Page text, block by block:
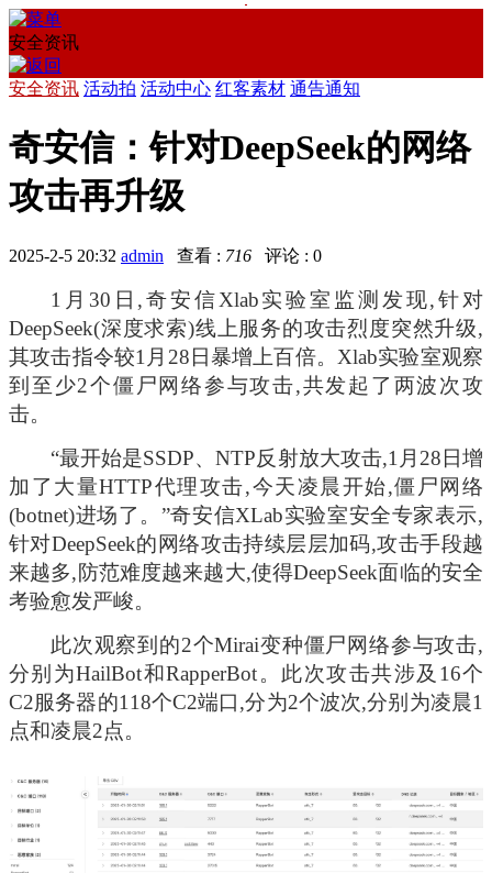
安全资讯
安全资讯 活动拍 活动中心 红客素材 通告通知
奇安信：针对DeepSeek的网络
攻击再升级
2025-2-5 20:32 admin 查看 : 716 评论 : 0
1月30日,奇安信Xlab实验室监测发现,针对
DeepSeek(深度求索)线上服务的攻击烈度突然升级,
其攻击指令较1月28日暴增上百倍。Xlab实验室观察
到至少2个僵尸网络参与攻击,共发起了两波次攻
击。
“最开始是SSDP、NTP反射放大攻击,1月28日增
加了大量HTTP代理攻击,今天凌晨开始,僵尸网络
(botnet)进场了。”奇安信XLab实验室安全专家表示,
针对DeepSeek的网络攻击持续层层加码,攻击手段越
来越多,防范难度越来越大,使得DeepSeek面临的安全
考验愈发严峻。
此次观察到的2个Mirai变种僵尸网络参与攻击,
分别为HailBot和RapperBot。此次攻击共涉及16个
C2服务器的118个C2端口,分为2个波次,分别为凌晨1
点和凌晨2点。